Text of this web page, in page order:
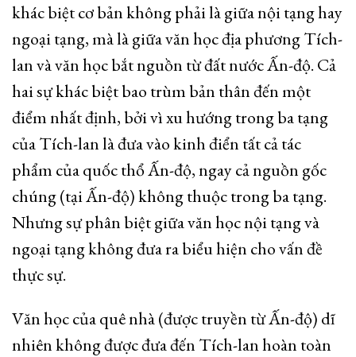
khác biệt cơ bản không phải là giữa nội tạng hay
ngoại tạng, mà là giữa văn học địa phương Tích-
lan và văn học bắt nguồn từ đất nước Ấn-độ. Cả
hai sự khác biệt bao trùm bản thân đến một
điểm nhất định, bởi vì xu hướng trong ba tạng
của Tích-lan là đưa vào kinh điển tất cả tác
phẩm của quốc thổ Ấn-độ, ngay cả nguồn gốc
chúng (tại Ấn-độ) không thuộc trong ba tạng.
Nhưng sự phân biệt giữa văn học nội tạng và
ngoại tạng không đưa ra biểu hiện cho vấn đề
thực sự.
Văn học của quê nhà (được truyền từ Ấn-độ) dĩ
nhiên không được đưa đến Tích-lan hoàn toàn